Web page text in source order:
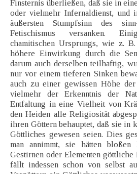
Finsternis überließen, daß sie in
oder vielmehr Infernaldienst, und
äußersten Stumpfsinn des
Fetischismus versanken.
chamitischen Ursprungs, wie z.
höhere Einwirkung durch die
darum auch derselben teilhaftig,
nur vor einem tieferen Sinken
auch zu einer gewissen Höhe der
vielmehr der Erkenntnis der
Entfaltung in eine Vielheit von
den Heiden alle Religiosität
ihren Göttern behauptet, daß sie in
Göttliches gewesen seien. Dies
man annimmt, sie hätten bloßen
Gestirnen oder Elementen
fällt indessen schon von selbst